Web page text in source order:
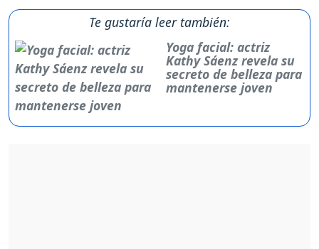
Te gustaría leer también:
Yoga facial: actriz
Kathy Sáenz revela su
secreto de belleza para
mantenerse joven